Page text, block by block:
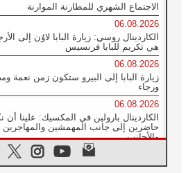
الاجتماع الشهري للمطارنة الموارنة
06.08.2026
الكاردينال روسي: زيارة البابا لاوُن إلى
هي تكريم للبابا فرنسيس
06.08.2026
زيارة البابا إلى البيرو ستكون زمن نعمة
ورجاء
06.08.2026
الكاردينال بارولين في المكسيك: علينا أن
حاضرين إلى جانب المهمشين والمهاجرين
والأجانب
البابا لاوُن الرابع عشر للشباب في أسيزي: